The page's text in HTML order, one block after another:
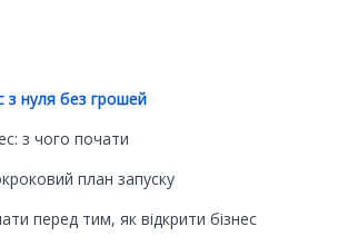
з нуля без грошей
з чого почати
план запуску
перед тим, як відкрити бізнес